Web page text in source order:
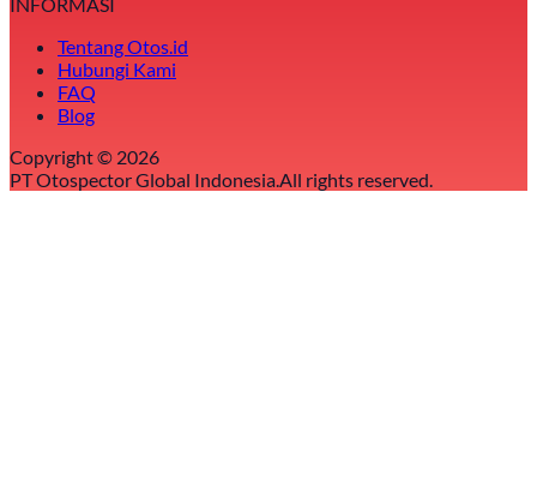
INFORMASI
Tentang Otos.id
Hubungi Kami
FAQ
Blog
Copyright © 2026
PT Otospector Global Indonesia.All rights reserved.